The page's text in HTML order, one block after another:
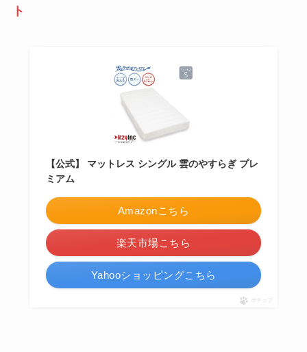
ト
【公式】 マットレス シングル 雲のやすらぎ プレ
ミアム
Amazonこちら
楽天市場こちら
Yahooショッピングこちら
ポチップ